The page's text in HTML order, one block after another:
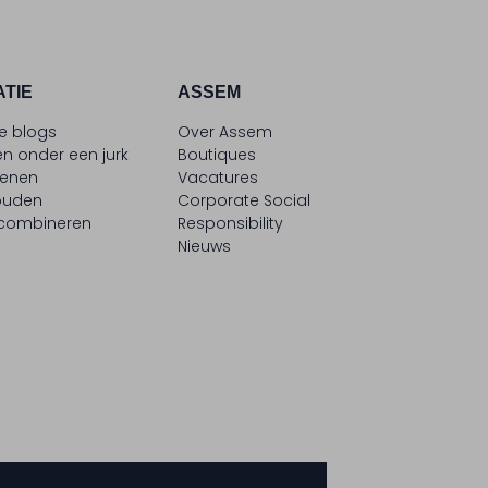
blogs
onder een jurk
ASSEM
Over Assem
Boutiques
Vacatures
Corporate Social
Responsibility
Nieuws